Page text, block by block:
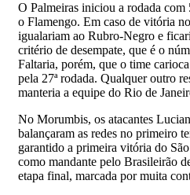
O Palmeiras iniciou a rodada com
o Flamengo. Em caso de vitória
igualariam ao Rubro-Negro e
critério de desempate, que é o
Faltaria, porém, que o time
pela 27ª rodada. Qualquer outro
manteria a equipe do Rio de
No Morumbis, os atacantes
balançaram as redes no primeiro
garantido a primeira vitória do
como mandante pelo Brasileirão
etapa final, marcada por muita